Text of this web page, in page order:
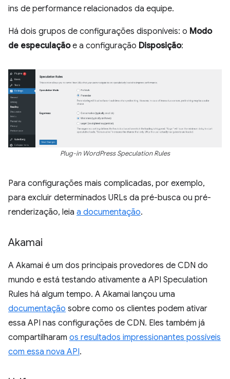
ins de performance relacionados da equipe.
Há dois grupos de configurações disponíveis: o Modo
de especulaçãoe a configuração Disposição:
Plug-in WordPress Speculation Rules
Para configurações mais complicadas, por exemplo,
para excluir determinados URLs da pré-busca ou pré-
renderização, leia a documentação.
Akamai
A Akamai é um dos principais provedores de CDN do
mundo e está testando ativamente a API Speculation
Rules há algum tempo. A Akamai lançou uma
documentação sobre como os clientes podem ativar
essa API nas configurações de CDN. Eles também já
compartilharam os resultados impressionantes possíveis
com essa nova API.